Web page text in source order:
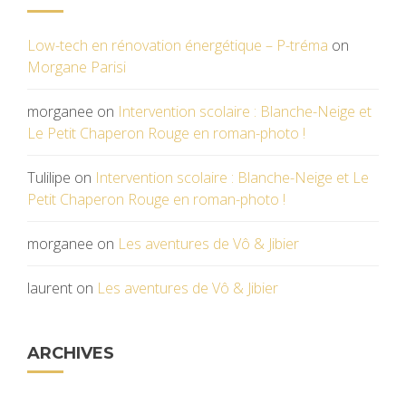
Low-tech en rénovation énergétique – P-tréma on
Morgane Parisi
morganee on Intervention scolaire : Blanche-Neige et
Le Petit Chaperon Rouge en roman-photo !
Tulilipe on Intervention scolaire : Blanche-Neige et Le
Petit Chaperon Rouge en roman-photo !
morganee on Les aventures de Vô & Jibier
laurent on Les aventures de Vô & Jibier
ARCHIVES